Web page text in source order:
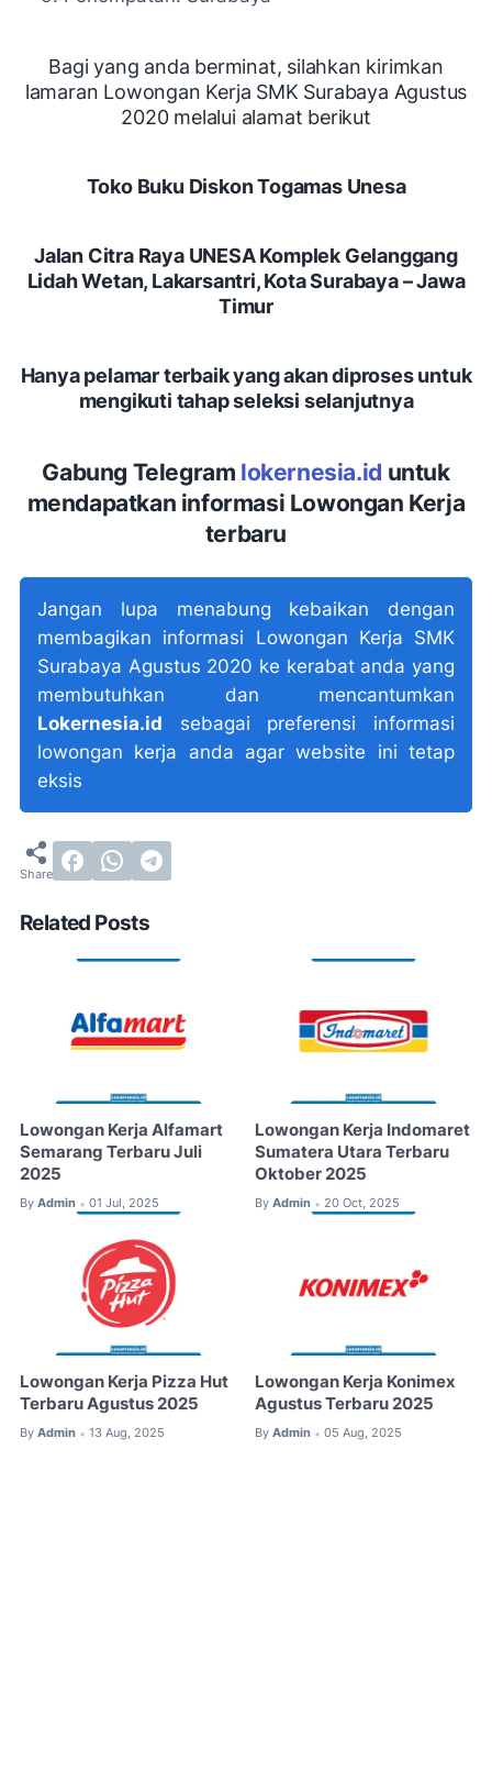
Bagi yang anda berminat, silahkan kirimkan
lamaran Lowongan Kerja SMK Surabaya Agustus
2020 melalui alamat berikut
Toko Buku Diskon Togamas Unesa
Jalan Citra Raya UNESA Komplek Gelanggang
Lidah Wetan, Lakarsantri, Kota Surabaya – Jawa
Timur
Hanya pelamar terbaik yang akan diproses untuk
mengikuti tahap seleksi selanjutnya
Gabung Telegram lokernesia.id untuk
mendapatkan informasi Lowongan Kerja
terbaru
Jangan lupa menabung kebaikan dengan
membagikan informasi Lowongan Kerja SMK
Surabaya Agustus 2020 ke kerabat anda yang
membutuhkan dan mencantumkan
Lokernesia.id sebagai preferensi informasi
lowongan kerja anda agar website ini tetap
eksis
Related Posts
Lowongan Kerja Alfamart
Semarang Terbaru Juli
2025
By Admin • 01 Jul, 2025
Lowongan Kerja Indomaret
Sumatera Utara Terbaru
Oktober 2025
By Admin • 20 Oct, 2025
Lowongan Kerja Pizza Hut
Terbaru Agustus 2025
By Admin • 13 Aug, 2025
Lowongan Kerja Konimex
Agustus Terbaru 2025
By Admin • 05 Aug, 2025